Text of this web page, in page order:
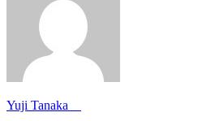
Yuji Tanaka